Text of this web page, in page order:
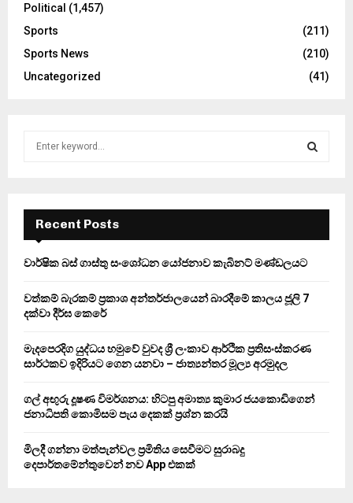
Political (1,457)
Sports
(211)
Sports News
(210)
Uncategorized
(41)
f
r
E
A
Recent Posts
වාර්ෂික බස් ගාස්තු සංශෝධන යෝජනාව කැබිනට් මණ්ඩලයට
වත්කම් බැරකම් ප්‍රකාශ අන්තර්ජාලයෙන් බාරදීමේ කාලය ජූලි 7
දක්වා දීර්ඝ කෙරේ
මැදපෙරදිග යුද්ධය හමුවේ වුවද ශ්‍රී ලංකාව ආර්ථික ප්‍රතිසංස්කරණ
සාර්ථකව ඉදිරියට ගෙන යනවා – ජාත්‍යන්තර මූල්‍ය අරමුදල
ගල් අඟුරු දූෂණ විමර්ශනය: හිටපු අමාත්‍ය කුමාර ජයකොඩිගෙන්
ජනාධිපති කොමිසම පැය දෙකක් ප්‍රශ්න කරයි
මිලදී ගන්නා මත්පැන්වල ප්‍රමිතිය සෙවීමට සුරාබදු
දෙපාර්තමේන්තුවෙන් නව App එකක්